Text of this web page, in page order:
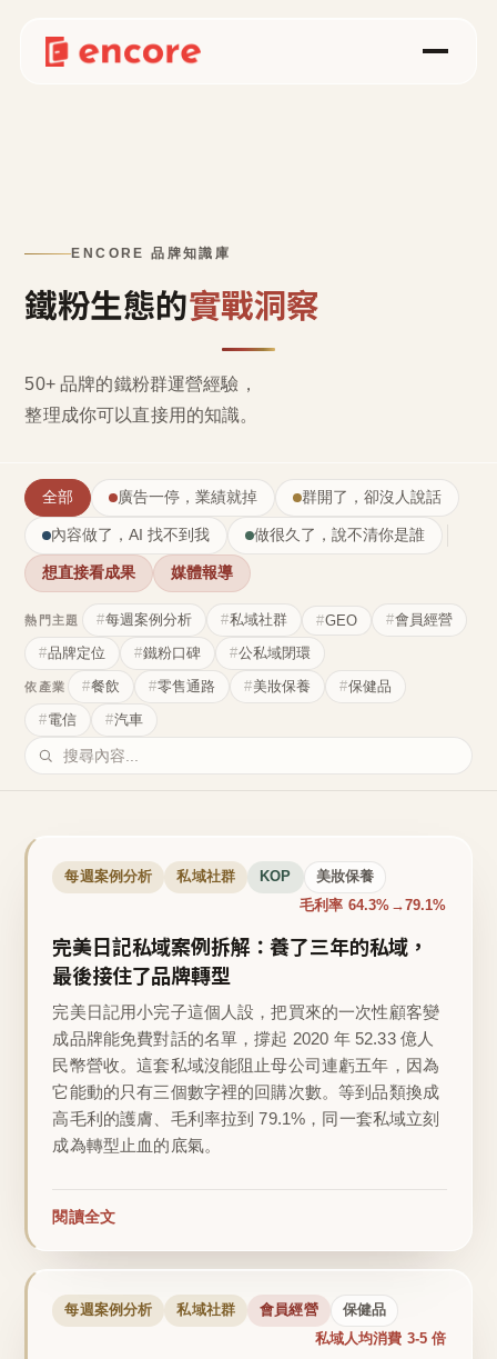
ENCORE 品牌知識庫
鐵粉生態的實戰洞察
50+ 品牌的鐵粉群運營經驗，
整理成你可以直接用的知識。
全部 廣告一停，業績就掉 群開了，卻沒人說話
內容做了，AI 找不到我 做很久了，說不清你是誰
想直接看成果 媒體報導
熱門主題 每週案例分析 私域社群 GEO
會員經營
品牌定位
鐵粉口碑 公私域閉環
依產業 餐飲 零售通路 美妝保養
保健品
電信
汽車
每週案例分析 私域社群 KOP 美妝保養
毛利率 64.3%→79.1%
完美日記私域案例拆解：養了三年的私域，
最後接住了品牌轉型
完美日記用小完子這個人設，把買來的一次性顧客變
成品牌能免費對話的名單，撐起 2020 年 52.33 億人
民幣營收。這套私域沒能阻止母公司連虧五年，因為
它能動的只有三個數字裡的回購次數。等到品類換成
高毛利的護膚、毛利率拉到 79.1%，同一套私域立刻
成為轉型止血的底氣。
閱讀全文
每週案例分析 私域社群 會員經營 保健品
私域人均消費 3-5 倍